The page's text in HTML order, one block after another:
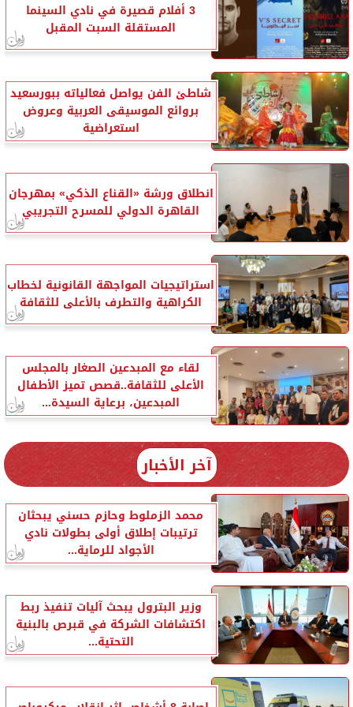
3 أفلام قصيرة في نادي السينما
المستقلة السبت المقبل
شاطئ الفن يواصل فعالياته ببورسعيد
بروائع الموسيقى العربية وعروض
استعراضية
انطلاق ورشة «القناع الذكي» بمهرجان
القاهرة الدولي للمسرح التجريبي
استراتيجيات المواجهة القانونية لخطاب
الكراهية والتطرف بالأعلى للثقافة
لقاء مع المبدعين الصغار بالمجلس
الأعلى للثقافة..قصص تميز الأطفال
المبدعين، برعاية السيدة...
آخر الأخبار
محمد الزملوط وحازم حسني يبحثان
ترتيبات إطلاق أولى بطولات نادي
الأجواد للرماية...
وزير البترول يبحث آليات تنفيذ ربط
اكتشافات الشركة في قبرص بالبنية
التحتية...